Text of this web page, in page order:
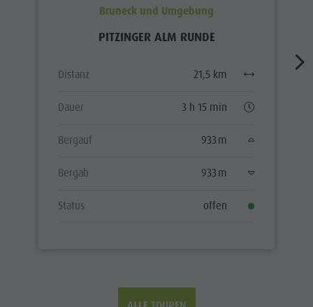
Bruneck und Umgebung
PITZINGER ALM RUNDE
Distanz 21,5 km
Dauer 3 h 15 min
Bergauf 933 m
Bergab 933 m
Status offen